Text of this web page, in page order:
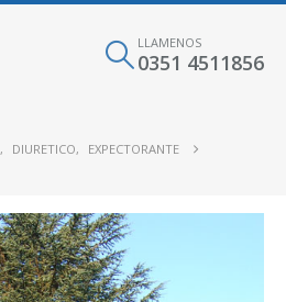
LLAMENOS
0351 4511856
, DIURETICO,
EXPECTORANTE